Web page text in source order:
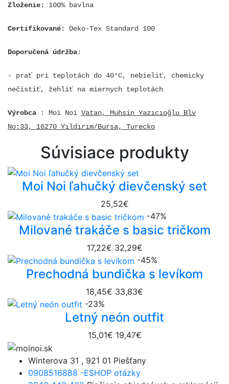
Zloženie: 100% bavlna
Certifikované: Oeko-Tex Standard 100
Doporučená údržba:
- prať pri teplotách do 40°C, nebieliť, chemicky
nečistiť, žehliť na miernych teplotách
Výrobca : Moi Noi Vatan, Muhsin Yazıcıoğlu Blv
No:33, 16270 Yıldırım/Bursa, Turecko
Súvisiace produkty
Moi Noi ľahučký dievčenský set
25,52€
-47%
Milované trakáče s basic tričkom
17,22€ 32,29€
-45%
Prechodná bundička s levíkom
18,45€ 33,83€
-23%
Letný neón outfit
15,01€ 19,47€
Winterova 31 , 921 01 Piešťany
0908516888 -ESHOP otázky